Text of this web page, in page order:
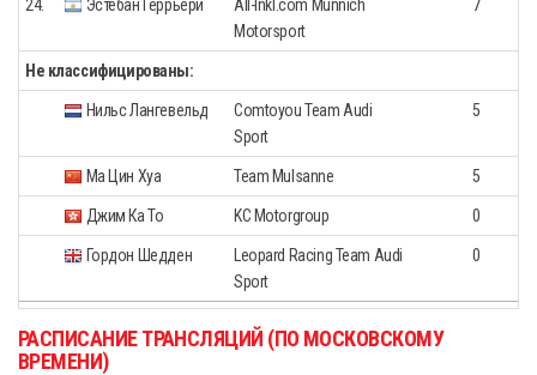
24. Эстебан Геррьери
All-Inkl.com Munnich
Motorsport
7
Не классифицированы:
Нильс Лангевельд
Comtoyou Team Audi
Sport
5
Ma Цин Хуа Team Mulsanne 5
Джим Ка То KC Motorgroup 0
Гордон Шедден
Leopard Racing Team Audi
Sport
0
РАСПИСАНИЕ ТРАНСЛЯЦИЙ (ПО МОСКОВСКОМУ
ВРЕМЕНИ)